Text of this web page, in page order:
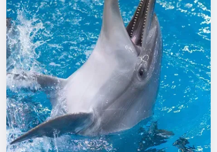
Спорт
События
Города
Площадки
Артисты
Рейтинги